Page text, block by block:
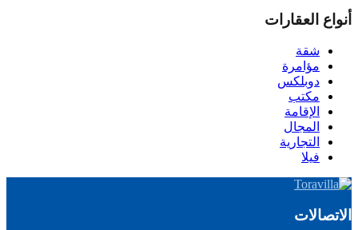
أنواع العقارات
شقة
مؤامرة
دوبلكس
مكتب
الإقامة
المجال
التجارية
فيلا
الاتصالات